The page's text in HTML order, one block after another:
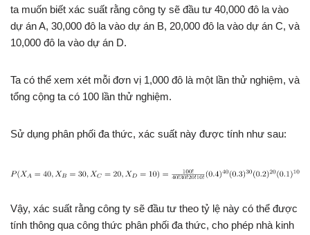
ta muốn biết xác suất rằng công ty sẽ đầu tư 40,000 đô la vào
dự án A, 30,000 đô la vào dự án B, 20,000 đô la vào dự án C, và
10,000 đô la vào dự án D.
Ta có thể xem xét mỗi đơn vị 1,000 đô là một lần thử nghiệm, và
tổng cộng ta có 100 lần thử nghiệm.
Sử dụng phân phối đa thức, xác suất này được tính như sau:
Vậy, xác suất rằng công ty sẽ đầu tư theo tỷ lệ này có thể được
tính thông qua công thức phân phối đa thức, cho phép nhà kinh